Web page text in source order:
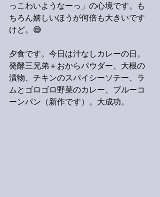
っこわいようなーっ」の心境です。も
ちろん嬉しいほうが何倍も大きいです
けど。😅
夕食です。今日は汁なしカレーの日。
発酵三兄弟＋おからパウダー、大根の
漬物、チキンのスパイシーソテー、ラ
ムとゴロゴロ野菜のカレー、ブルーコ
ーンパン（新作です）。大成功。